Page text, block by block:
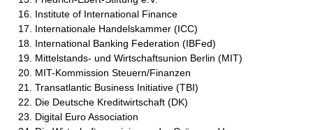
Institute of International Finance
Internationale Handelskammer (ICC)
International Banking Federation (IBFed)
Mittelstands- und Wirtschaftsunion Berlin (MIT)
MIT-Kommission Steuern/Finanzen
Transatlantic Business Initiative (TBI)
Die Deutsche Kreditwirtschaft (DK)
Digital Euro Association